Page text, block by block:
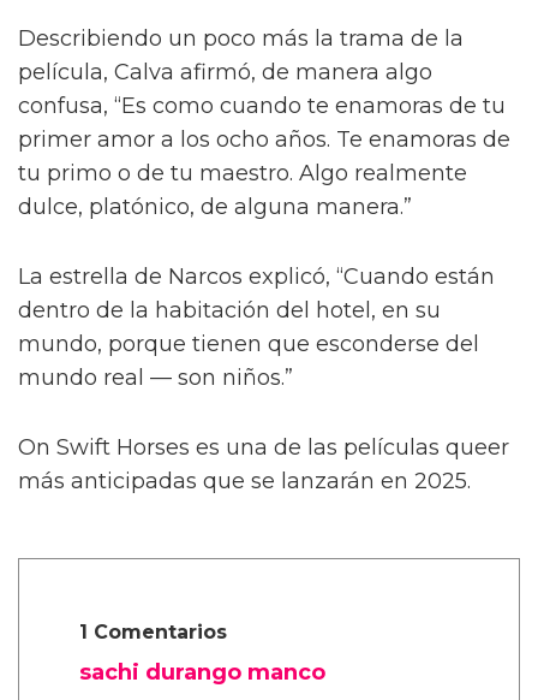
Describiendo un poco más la trama de la
película, Calva afirmó, de manera algo
confusa, “Es como cuando te enamoras de tu
primer amor a los ocho años. Te enamoras de
tu primo o de tu maestro. Algo realmente
dulce, platónico, de alguna manera.”
La estrella de Narcos explicó, “Cuando están
dentro de la habitación del hotel, en su
mundo, porque tienen que esconderse del
mundo real — son niños.”
On Swift Horses es una de las películas queer
más anticipadas que se lanzarán en 2025.
1 Comentarios
sachi durango manco